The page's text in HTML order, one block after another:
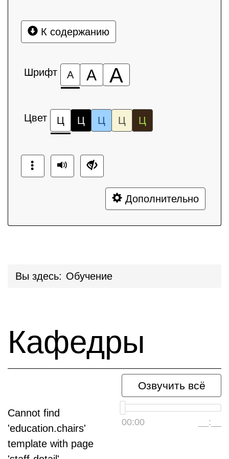
К содержанию
Шрифт А А А
Цвет Ц Ц Ц Ц Ц
Дополнительно
Вы здесь: Обучение
Кафедры
Озвучить всё
00:00 __:__
Cannot find
'education.chairs'
template with page